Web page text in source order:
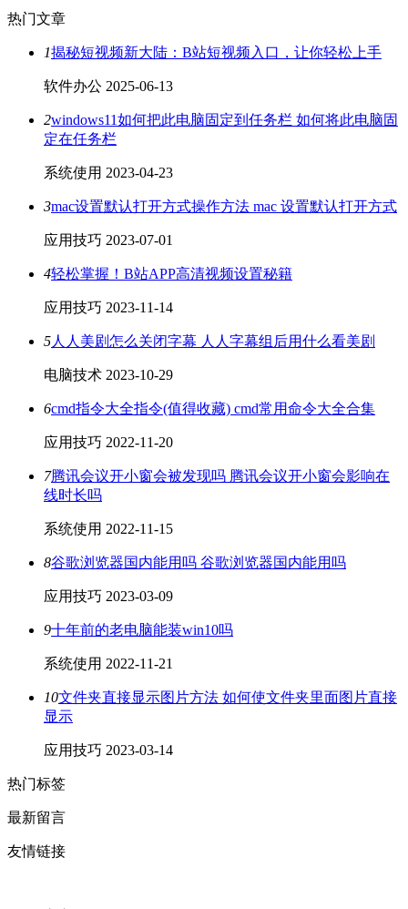
热门文章
1揭秘短视频新大陆：B站短视频入口，让你轻松上手
软件办公 2025-06-13
2windows11如何把此电脑固定到任务栏 如何将此电脑固
定在任务栏
系统使用 2023-04-23
3mac设置默认打开方式操作方法 mac 设置默认打开方式
应用技巧 2023-07-01
4轻松掌握！B站APP高清视频设置秘籍
应用技巧 2023-11-14
5人人美剧怎么关闭字幕 人人字幕组后用什么看美剧
电脑技术 2023-10-29
6cmd指令大全指令(值得收藏) cmd常用命令大全合集
应用技巧 2022-11-20
7腾讯会议开小窗会被发现吗 腾讯会议开小窗会影响在
线时长吗
系统使用 2022-11-15
8谷歌浏览器国内能用吗 谷歌浏览器国内能用吗
应用技巧 2023-03-09
9十年前的老电脑能装win10吗
系统使用 2022-11-21
10文件夹直接显示图片方法 如何使文件夹里面图片直接
显示
应用技巧 2023-03-14
热门标签
最新留言
友情链接